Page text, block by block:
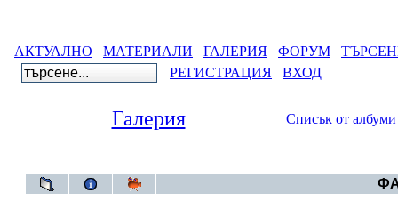
АКТУАЛНО МАТЕРИАЛИ ГАЛЕРИЯ ФОРУМ
РЕГИСТРАЦИЯ
ВХОД
Галерия Списък от албуми